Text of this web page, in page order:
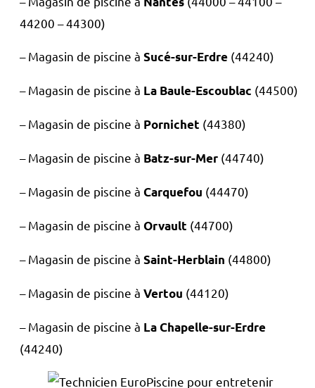
44200 – 44300)
– Magasin de piscine à Sucé-sur-Erdre (44240)
– Magasin de piscine à La Baule-Escoublac (44500)
– Magasin de piscine à Pornichet (44380)
– Magasin de piscine à Batz-sur-Mer (44740)
– Magasin de piscine à Carquefou (44470)
– Magasin de piscine à Orvault (44700)
– Magasin de piscine à Saint-Herblain (44800)
– Magasin de piscine à Vertou (44120)
– Magasin de piscine à La Chapelle-sur-Erdre
(44240)